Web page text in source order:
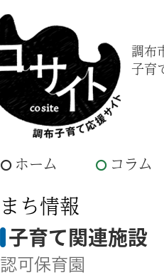
調布
子育
ホーム コラム
まち情報
子育て関連施設
認可保育園